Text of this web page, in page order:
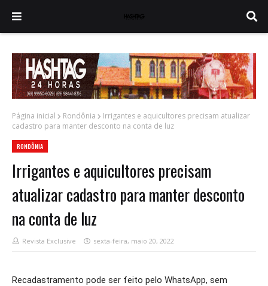
Página inicial Rondônia
Irrigantes e aquicultores precisam atualizar
cadastro para manter desconto na conta de luz
RONDÔNIA
Irrigantes e aquicultores precisam
atualizar cadastro para manter desconto
na conta de luz
Revista Exclusive sexta-feira, maio 20, 2022
Recadastramento pode ser feito pelo WhatsApp, sem